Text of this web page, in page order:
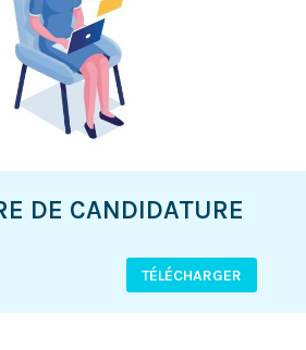
DE CANDIDATURE
TÉLÉCHARGER